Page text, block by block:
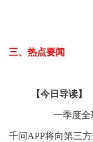
三、热点要闻
【今日导读】
一季度全
千问APP将向第三